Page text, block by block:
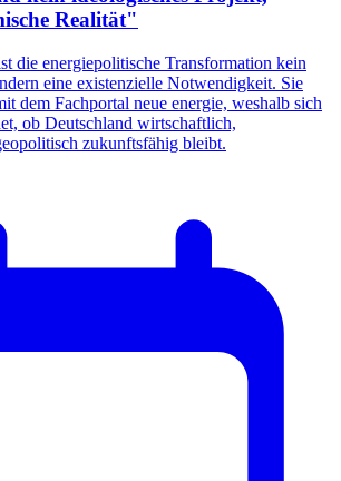
Realität"
die energiepolitische Transformation kein
eine existenzielle Notwendigkeit. Sie
dem Fachportal neue energie, weshalb sich
ob Deutschland wirtschaftlich,
zukunftsfähig bleibt.